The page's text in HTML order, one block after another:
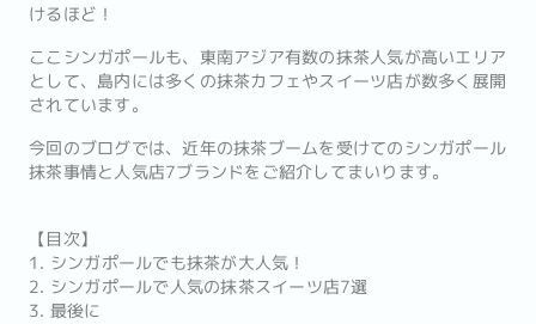
けるほど！
ここシンガポールも、東南アジア有数の抹茶人気が高いエリア
として、島内には多くの抹茶カフェやスイーツ店が数多く展開
されています。
今回のブログでは、近年の抹茶ブームを受けてのシンガポール
抹茶事情と人気店7ブランドをご紹介してまいります。
【目次】
1. シンガポールでも抹茶が大人気！
2. シンガポールで人気の抹茶スイーツ店7選
3. 最後に